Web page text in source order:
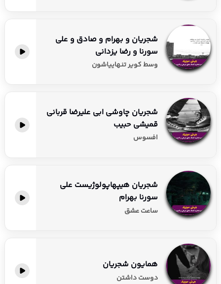
شجریان و بهرام و صادق و علی
سورنا و رضا یزدانی
وسط کویر تنهاییاشون
شجریان چاوشی ابی علیرضا قربانی
قمیشی حبیب
افسوس
شجریان هیپهاپولوژیست علی
سورنا بهرام
ساعت عشق
همایون شجریان
دوست داشتن